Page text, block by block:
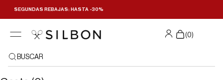
SEGUNDAS REBAJAS: HASTA -30%
(0)
BUSCAR